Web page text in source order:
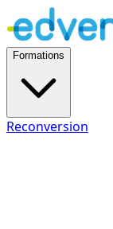
Formations
Reconversion